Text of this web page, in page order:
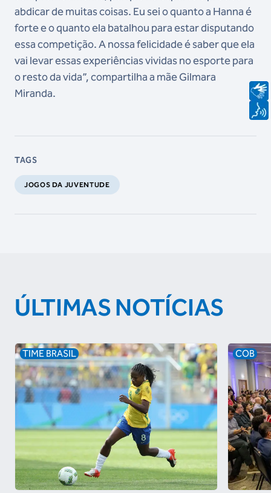
abdicar de muitas coisas. Eu sei o quanto a Hanna é
forte e o quanto ela batalhou para estar disputando
essa competição. A nossa felicidade é saber que ela
vai levar essas experiências vividas no esporte para
o resto da vida”, compartilha a mãe Gilmara
Miranda.
TAGS
JOGOS DA JUVENTUDE
ÚLTIMAS NOTÍCIAS
TIME BRASIL COB